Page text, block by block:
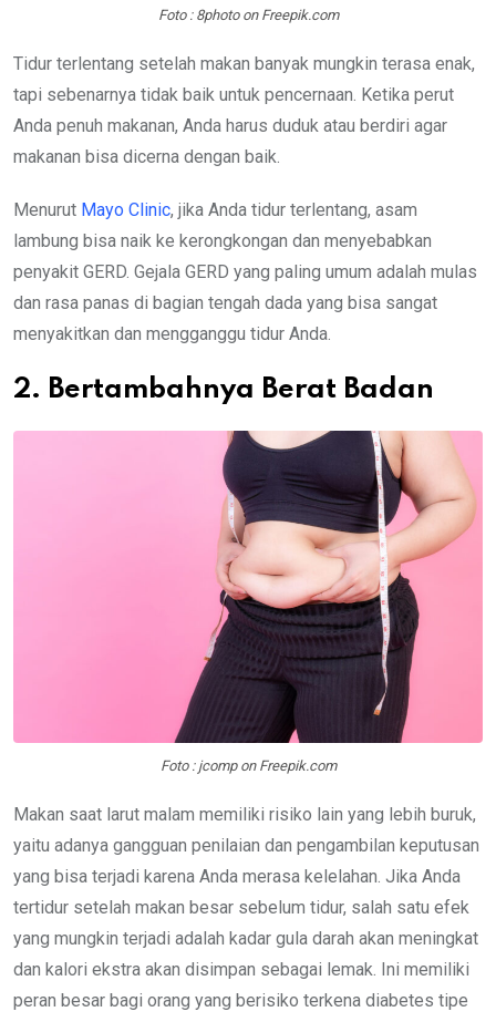
Foto : 8photo on Freepik.com
Tidur terlentang setelah makan banyak mungkin terasa enak,
tapi sebenarnya tidak baik untuk pencernaan. Ketika perut
Anda penuh makanan, Anda harus duduk atau berdiri agar
makanan bisa dicerna dengan baik.
Menurut Mayo Clinic, jika Anda tidur terlentang, asam
lambung bisa naik ke kerongkongan dan menyebabkan
penyakit GERD. Gejala GERD yang paling umum adalah mulas
dan rasa panas di bagian tengah dada yang bisa sangat
menyakitkan dan mengganggu tidur Anda.
2. Bertambahnya Berat Badan
Foto : jcomp on Freepik.com
Makan saat larut malam memiliki risiko lain yang lebih buruk,
yaitu adanya gangguan penilaian dan pengambilan keputusan
yang bisa terjadi karena Anda merasa kelelahan. Jika Anda
tertidur setelah makan besar sebelum tidur, salah satu efek
yang mungkin terjadi adalah kadar gula darah akan meningkat
dan kalori ekstra akan disimpan sebagai lemak. Ini memiliki
peran besar bagi orang yang berisiko terkena diabetes tipe